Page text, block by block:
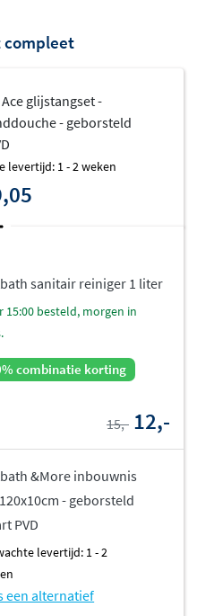
compleet
glijstangset -
- geborsteld
levertijd: 1 - 2 weken
sanitair reiniger 1 liter
combinatie korting
15,- 12,-
&More inbouwnis
- geborsteld
PVD
een alternatief